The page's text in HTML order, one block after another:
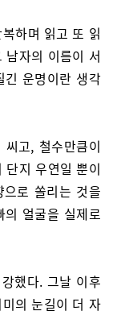
하며 읽고 또 읽
남자의 이름이 서
긴 운명이란 생각
고, 철수만큼이
단지 우연일 뿐이
로 쏠리는 것을
얼굴을 실제로
했다. 그날 이후
의 눈길이 더 자